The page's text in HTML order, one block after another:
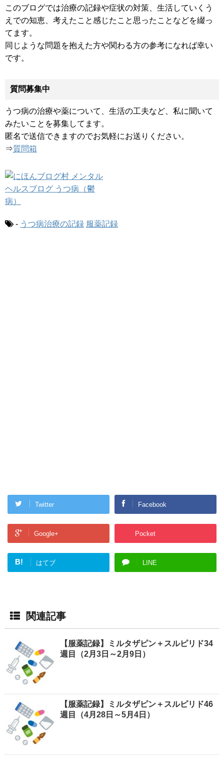
このブログでは治療の記録や症状の対策、生活していくう
えでの知恵、考えたこと感じたこと思ったことなどを綴っ
てます。
同じような問題を抱えた方や関わる方の参考になれば幸い
です。
質問募集中
うつ病の治療や薬について、生活の工夫など、私に聞いて
みたいことを募集してます。
匿名で送信できますのでお気軽にお送りください。
⇒質問箱
- うつ病治療の記録 服薬記録
Twitter Facebook
Google+ Pocket
B! はてブ LINE
関連記事
【服薬記録】ミルタザピン＋スルピリド34
週目（2月3日～2月9日）
【服薬記録】ミルタザピン＋スルピリド46
週目（4月28日～5月4日）